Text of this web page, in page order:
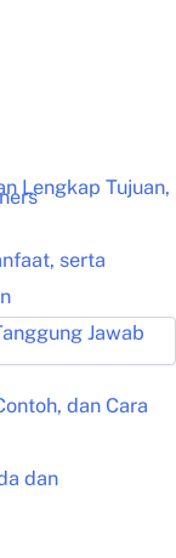
Lengkap Tujuan,
serta
Jawab
dan Cara
dan